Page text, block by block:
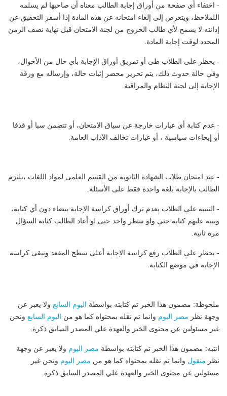
- اختفاء أي صفحة من أوراق إجابة الطالب معناه أن صاحبها لم يسلمه
اللملاحظ، ويتعرض إلى إلغاء امتحانه عن هذه المادة إذا أسفر التحقيق عن
إدانته.لا يسمح لأي طالب الخروج من لجنة الامتحان قبل نهاية نصف الزمن
المحدد لوقت إجابة المادة.
- يحظر على الطلاب طى أو تمزيق أوراق الإجابة بأي حال من الأحوال،
وفي حالة حدوث ذلك، يتم تحرير محضر إثبات حالة، وإرساله مع ورقة
الإجابة إلى لجنة النظام والمراقبة.
- عدم كتابة أي عبارات خارجة عن سياق الامتحان، أو تتضمن سبا أو قذفا
أو إيحاءات سياسية ، أو عبارات تخالف الآداب العامة.
- عند امتحان طلاب الشهادة الثانوية من القسم العلمى لمواد اللغات ،يلتزم
الطالب بالإجابة بلغة واحدة فقط على الأسئلة.
- التنبيه على الطلاب بعدم ترك أوراق كراسة الإجابة بيضاء دون أي كتابة،
وينبه عليهم كتابة حتى ولو سطر واحد حتى لو أعاد الطالب كتابة السؤال
مرة ثانية.
- يحظر على الطلاب رفع كراسة الإجابة أعلى سطح المقعد وتبقى كراسة
الإجابة في موضع الكتابة.
ملحوظة: مضمون هذا الخبر تم كتابته بواسطة اليوم السابع ولا يعبر عن
وجهة نظر مصر اليوم وانما تم نقله بمحتواه كما هو من اليوم السابع ونحن
غير مسئولين عن محتوى الخبر والعهدة علي المصدر السابق ذكرة.
انتبه: مضمون هذا الخبر تم كتابته بواسطة مصر اليوم ولا يعبر عن وجهة
نظر منقول وانما تم نقله بمحتواه كما هو من مصر اليوم ونحن غير
مسئولين عن محتوى الخبر والعهدة علي المصدر السابق ذكرة.